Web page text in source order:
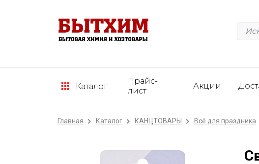
Каталог
Прайс-
лист
Акции
Главная Каталог КАНЦТОВАРЫ Всё для праздника